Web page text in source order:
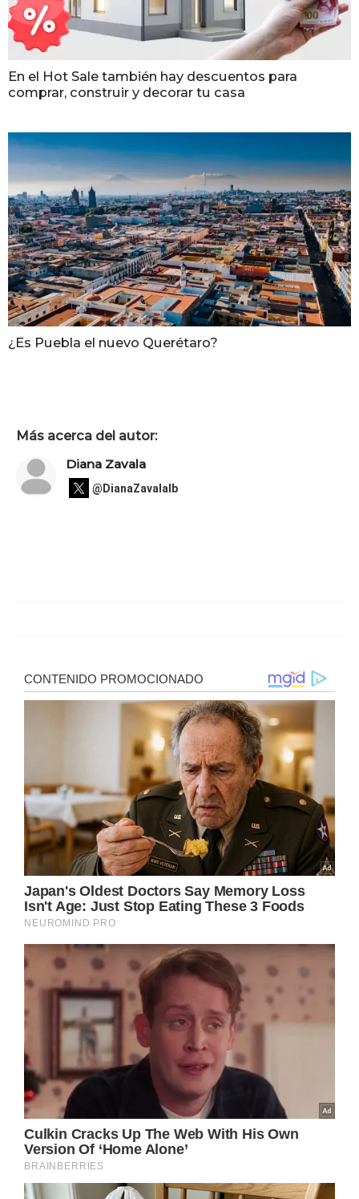
En el Hot Sale también hay descuentos para
comprar, construir y decorar tu casa
¿Es Puebla el nuevo Querétaro?
Más acerca del autor:
Diana Zavala
@DianaZavalaIb